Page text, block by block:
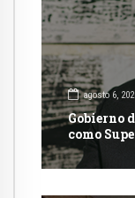
agosto 6,
Gobierno
como